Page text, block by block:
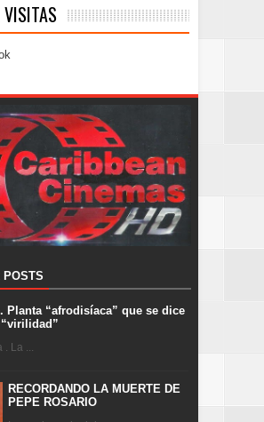
VISITAS
POSTS
Planta “afrodisíaca” que se dice
“virilidad”
. La ...
RECORDANDO LA MUERTE DE
PEPE ROSARIO